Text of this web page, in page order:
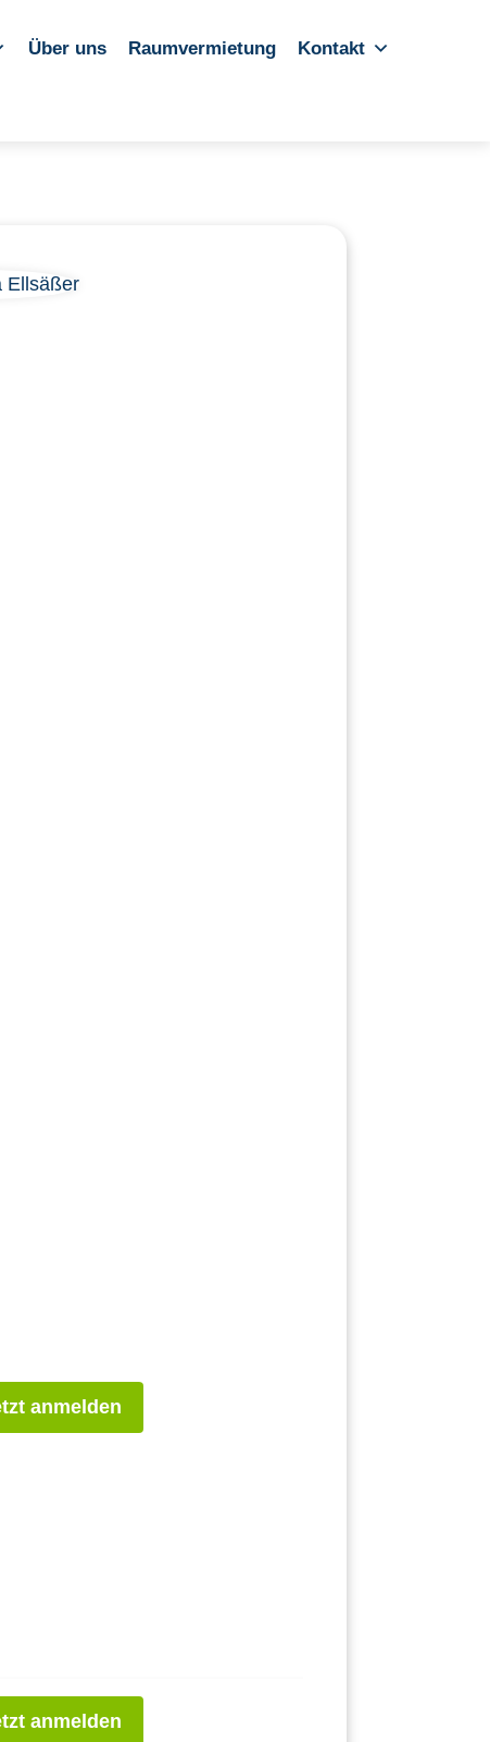
Über uns Raumvermietung Kontakt
anmelden
anmelden